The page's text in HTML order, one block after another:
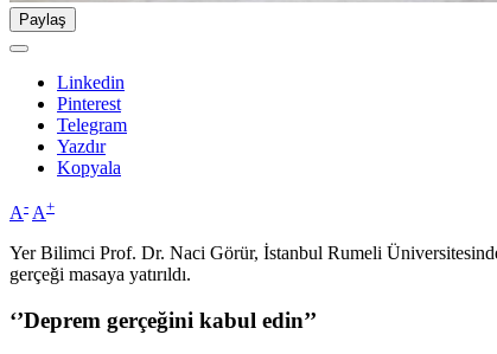
Paylaş
Linkedin
Pinterest
Telegram
Yazdır
Kopyala
A- A+
Yer Bilimci Prof. Dr. Naci Görür, İstanbul Rumeli
gerçeği masaya yatırıldı.
‘’Deprem gerçeğini kabul edin’’